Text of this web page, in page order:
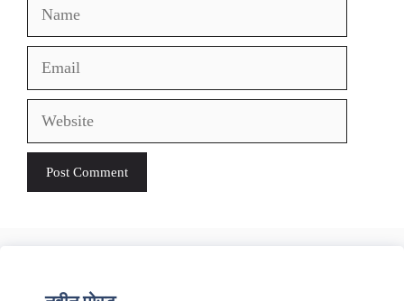
Name
Email
Website